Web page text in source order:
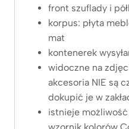
front szuflady i
korpus: płyta
mat
kontenerek
widoczne na
akcesoria NIE są
dokupić je w
istnieje